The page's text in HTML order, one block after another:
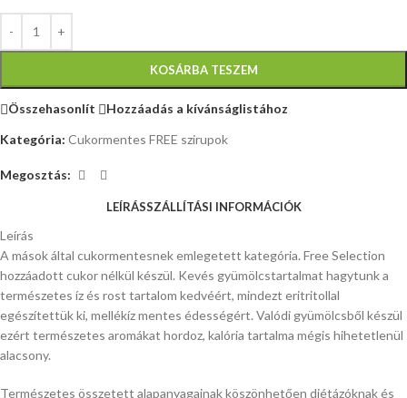
KOSÁRBA TESZEM
Összehasonlít
Hozzáadás a kívánságlistához
Kategória: Cukormentes FREE szirupok
Megosztás:
LEÍRÁSSZÁLLÍTÁSI INFORMÁCIÓK
Leírás
A mások által cukormentesnek emlegetett kategória. Free Selection
hozzáadott cukor nélkül készül. Kevés gyümölcstartalmat hagytunk a
természetes íz és rost tartalom kedvéért, mindezt eritritollal
egészítettük ki, mellékíz mentes édességért. Valódi gyümölcsből készül
ezért természetes aromákat hordoz, kalória tartalma mégis hihetetlenül
alacsony.
Természetes összetett alapanyagainak köszönhetően diétázóknak és